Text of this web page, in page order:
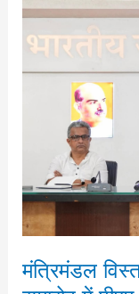
मंत्रिमंडल
मंत्रिमंडल
विस्तार
समारोह
में
पीएम
नितिन